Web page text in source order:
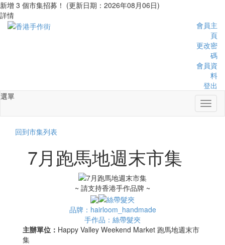
新增 3 個市集招募！ (更新日期：2026年08月06日)
詳情
會員主
頁
更改密
碼
會員資
料
登出
選單
回到市集列表
7月跑馬地週末市集
~ 請支持香港手作品牌 ~
品牌：hairloom_handmade
手作品：絲帶髮夾
主辦單位： Happy Valley Weekend Market 跑馬地週末市
集